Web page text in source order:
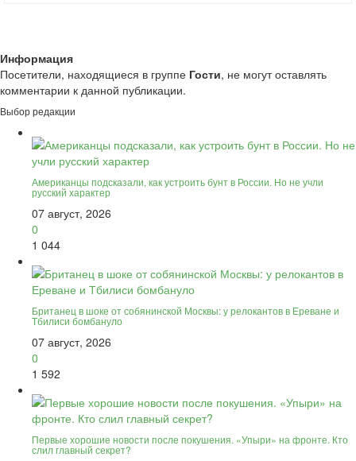
Информация
Посетители, находящиеся в группе Гости, не могут оставлять
комментарии к данной публикации.
Выбор редакции
Американцы подсказали, как устроить бунт в России. Но не учли
русский характер
07 август, 2026
0
1 044
Британец в шоке от собянинской Москвы: у релокантов в Ереване и
Тбилиси бомбануло
07 август, 2026
0
1 592
Первые хорошие новости после покушения. «Упыри» на фронте. Кто
слил главный секрет?